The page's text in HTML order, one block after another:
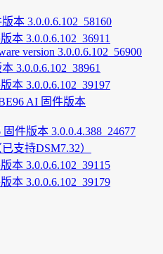
本 3.0.0.6.102_58160
本 3.0.0.6.102_36911
version 3.0.0.6.102_56900
3.0.0.6.102_38961
本 3.0.0.6.102_39197
AI 固件版本
件版本 3.0.0.4.388_24677
支持DSM7.32）
本 3.0.0.6.102_39115
本 3.0.0.6.102_39179